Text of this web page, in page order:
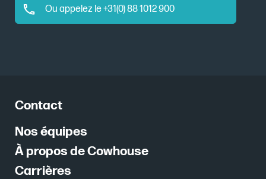
Ou appelez le +31(0) 88 1012 900
Contact
Nos équipes
À propos de Cowhouse
Carrières